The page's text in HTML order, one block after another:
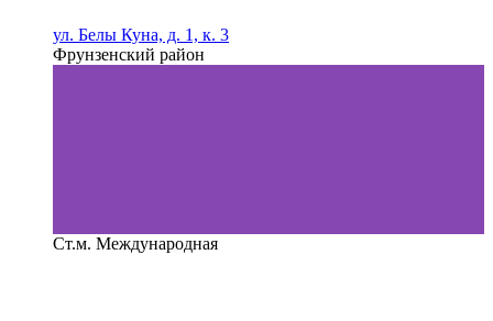
ул. Белы Куна, д. 1, к. 3
Фрунзенский район
Ст.м. Международная